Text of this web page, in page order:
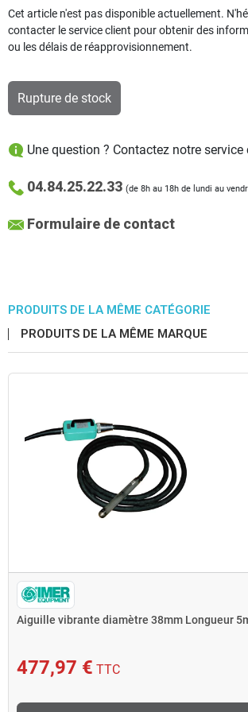
Cet article n'est pas disponible actuellement.
contacter le service client pour obtenir des
ou les délais de réapprovisionnement.
Rupture de stock
Une question ? Contactez notre service
04.84.25.22.33 (de 8h au 18h de lundi au
Formulaire de contact
PRODUITS DE LA MÊME CATÉGORIE
PRODUITS DE LA MÊME MARQUE
Aiguille vibrante diamètre 38mm Longueur
477,97 € TTC